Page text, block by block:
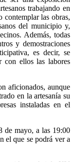
encuentros
de
artesanía,
todos
los
sábados
hasta
de
Julio.
trabajando en
contemplar las obras,
del municipio y,
Además, todas
y demostraciones
es decir, se
con ellos las labores
aficionados, aunque
en la artesanía su
instaladas en el
de mayo, a las 19:00
el que se podrá ver a